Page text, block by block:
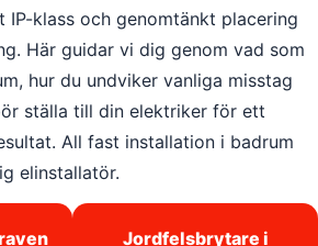
IP-klass och genomtänkt placering
Här guidar vi dig genom vad som
hur du undviker vanliga misstag
ställa till din elektriker för ett
All fast installation i badrum
elinstallatör.
Jordfelsbrytare i